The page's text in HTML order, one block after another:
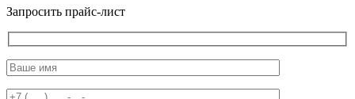
Запросить прайс-лист